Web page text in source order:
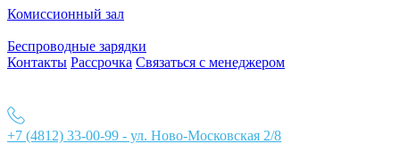
Комиссионный зал
Беспроводные зарядки
Контакты Рассрочка Связаться с менеджером
+7 (4812) 33-00-99 - ул. Ново-Московская 2/8